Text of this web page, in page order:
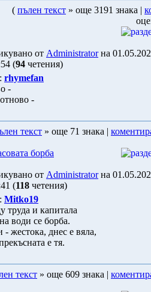
( пълен текст » още 3191 знака |
от Administratorна
(94 четения)
rhymefan
-
-
текст » още 71 знака |
борба
от Administratorна
(118 четения)
Mitko19
труда и капитала
води се борба.
- жестока, днес е вяла,
е тя.
текст » още 609 знака |